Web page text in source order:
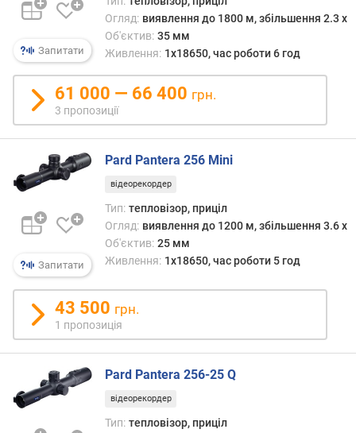
о
к
л
я
Е
П
і
а
е
б
'
Запитати
Огляд: виявлення до 1800 м, збільшення 2.3 x
Об'єктив: 35 мм
Живлення: 1x18650, час роботи 6 год
61 000 — 66 400 грн.
3 пропозиції
Запитати
Pard Pantera 256 Mini
відеорекордер
Тип: тепловізор, приціл
Огляд: виявлення до 1200 м, збільшення 3.6 x
Об'єктив: 25 мм
Живлення: 1x18650, час роботи 5 год
43 500 грн.
1 пропозиція
Pard Pantera 256-25 Q
відеорекордер
Тип: тепловізор, приціл